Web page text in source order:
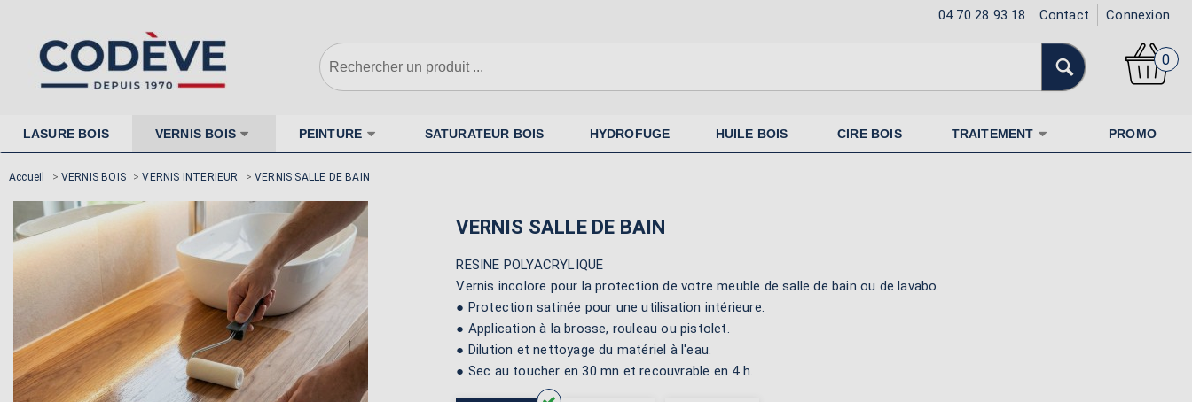
04 70 28 93 18 Contact Connexion
0
LASURE BOIS VERNIS BOIS PEINTURE SATURATEUR BOIS HYDROFUGE HUILE BOIS CIRE BOIS TRAITEMENT PROMO
Accueil > VERNIS BOIS > VERNIS INTERIEUR > VERNIS SALLE DE BAIN
VERNIS SALLE DE BAIN
RESINE POLYACRYLIQUE
Vernis incolore pour la protection de votre meuble de salle de bain ou de lavabo.
● Protection satinée pour une utilisation intérieure.
● Application à la brosse, rouleau ou pistolet.
● Dilution et nettoyage du matériel à l'eau.
● Sec au toucher en 30 mn et recouvrable en 4 h.
nécessaire